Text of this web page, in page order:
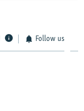
Follow us